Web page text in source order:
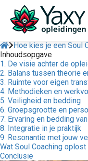
Hoe kies je een Soul
Inhoudsopgave
1. De visie achter de
2. Balans tussen theorie
3. Ruimte voor eigen
4. Methodieken en
5. Veiligheid en bedding
6. Groepsgrootte en
7. Ervaring en bedding
8. Integratie in je praktijk
9. Resonantie met jouw
Wat Soul Coaching
Conclusie